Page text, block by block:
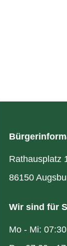
Rathausplatz
86150
Wir sind für
Mo - Mi: